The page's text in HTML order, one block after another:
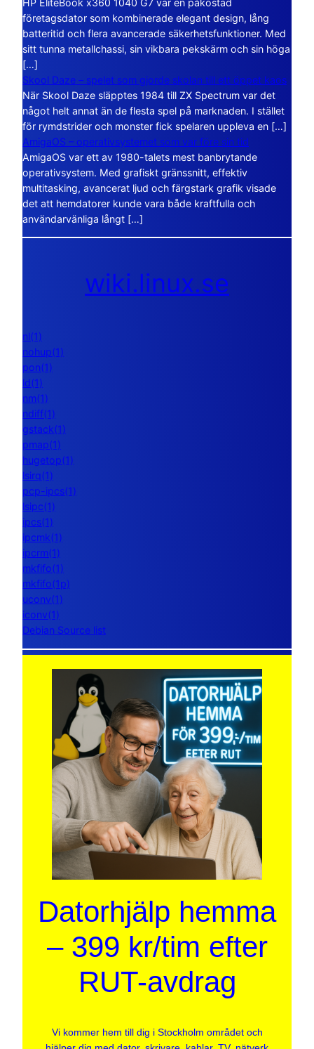
HP EliteBook x360 1040 G7 var en påkostad
företagsdator som kombinerade elegant design, lång
batteritid och flera avancerade säkerhetsfunktioner. Med
sitt tunna metallchassi, sin vikbara pekskärm och sin höga
[…]
Skool Daze – spelet som gjorde skolan till ett öppet kaos
När Skool Daze släpptes 1984 till ZX Spectrum var det
något helt annat än de flesta spel på marknaden. I stället
för rymdstrider och monster fick spelaren uppleva en […]
AmigaOS – operativsystemet som var före sin tid
AmigaOS var ett av 1980-talets mest banbrytande
operativsystem. Med grafiskt gränssnitt, effektiv
multitasking, avancerat ljud och färgstark grafik visade
det att hemdatorer kunde vara både kraftfulla och
användarvänliga långt […]
wiki.linux.se
nl(1)
nohup(1)
pon(1)
ld(1)
nm(1)
ndiff(1)
gstack(1)
pmap(1)
hugetop(1)
lsirq(1)
pcp-ipcs(1)
lsipc(1)
ipcs(1)
ipcmk(1)
ipcrm(1)
mkfifo(1)
mkfifo(1p)
uconv(1)
iconv(1)
Debian Source list
Datorhjälp hemma
– 399 kr/tim efter
RUT-avdrag
Vi kommer hem till dig i Stockholm området och